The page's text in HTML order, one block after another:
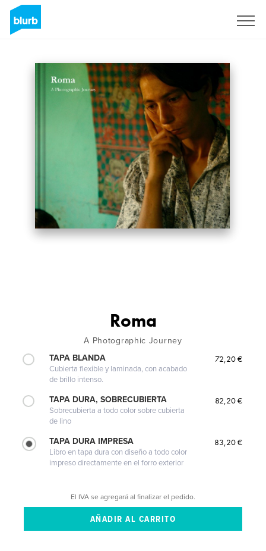
Roma
A Photographic Journey
TAPA BLANDA
Cubierta flexible y laminada, con acabado
de brillo intenso.
72,20 €
TAPA DURA, SOBRECUBIERTA
Sobrecubierta a todo color sobre cubierta
de lino
82,20 €
TAPA DURA IMPRESA
Libro en tapa dura con diseño a todo color
impreso directamente en el forro exterior
83,20 €
El IVA se agregará al finalizar el pedido.